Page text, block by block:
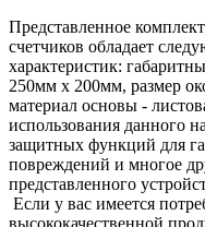
Представленное
счетчиков обладает
характеристик:
250мм x 200мм, размер
материал основы -
использования данного
защитных функций для
повреждений и многое
представленного
Если у вас имеется
высококачественной